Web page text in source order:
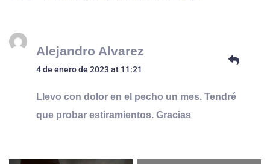
Alejandro Alvarez
4 de enero de 2023 at 11:21
Llevo con dolor en el pecho un mes. Tendré
que probar estiramientos. Gracias